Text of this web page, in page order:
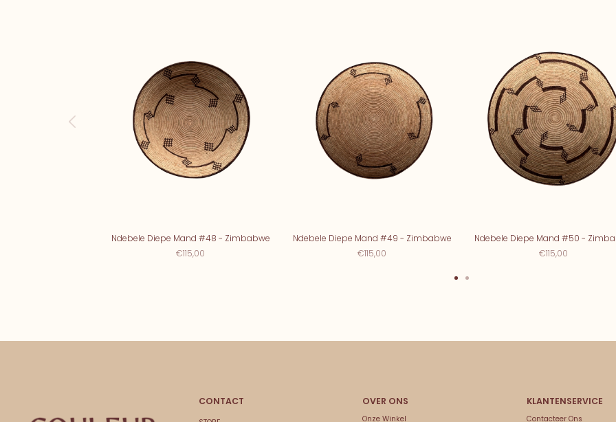
Ndebele Diepe Mand #48 - Zimbabwe
€115,00
Ndebele Diepe Mand #49 - Zimbabwe
€115,00
Ndebele Diepe Mand #50 -
€115,00
CONTACT
Onze Winkel Contacteer Ons